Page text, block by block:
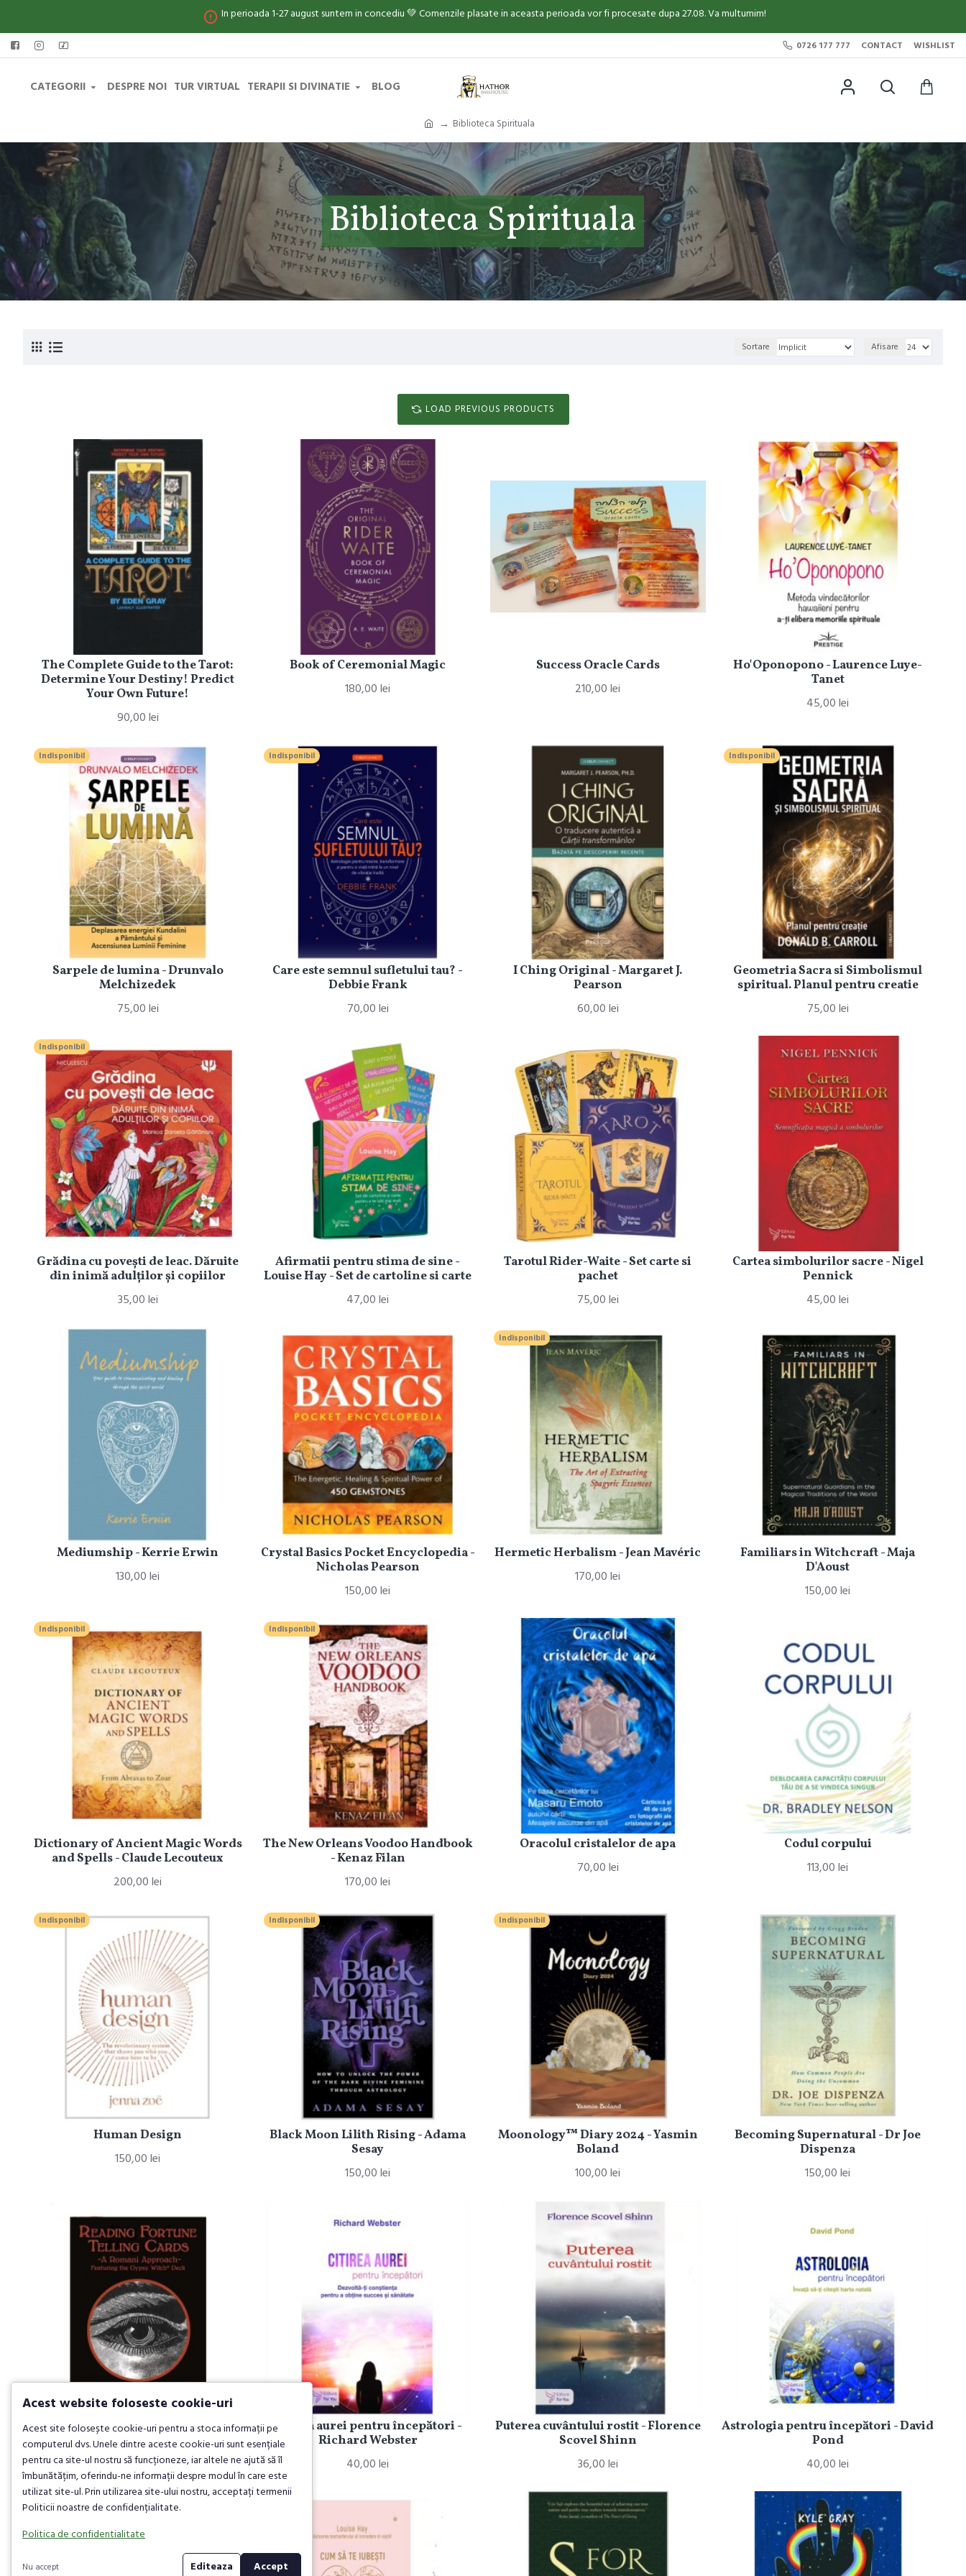
In perioada 1-27 august suntem in concediu 💚 Comenzile plasate in aceasta perioada vor fi procesate dupa 27.08. Va multumim!
0726 177 777 CONTACT WISHLIST
CATEGORII DESPRE NOI TUR VIRTUAL TERAPII SI DIVINATIE BLOG
Biblioteca Spirituala
Biblioteca Spirituala
Sortare Afisare
LOAD PREVIOUS PRODUCTS
The Complete Guide to the Tarot:
Determine Your Destiny! Predict
Your Own Future!
90,00 lei
Book of Ceremonial Magic
180,00 lei
Success Oracle Cards
210,00 lei
Ho'Oponopono - Laurence Luye-
Tanet
45,00 lei
Indisponibil
Sarpele de lumina - Drunvalo
Melchizedek
75,00 lei
Indisponibil
Care este semnul sufletului tau? -
Debbie Frank
70,00 lei
I Ching Original - Margaret J.
Pearson
60,00 lei
Indisponibil
Geometria Sacra si Simbolismul
spiritual. Planul pentru creatie
75,00 lei
Indisponibil
Grădina cu povești de leac. Dăruite
din inimă adulților și copiilor
35,00 lei
Afirmatii pentru stima de sine -
Louise Hay - Set de cartoline si carte
47,00 lei
Tarotul Rider-Waite - Set carte si
pachet
75,00 lei
Cartea simbolurilor sacre - Nigel
Pennick
45,00 lei
Mediumship - Kerrie Erwin
130,00 lei
Crystal Basics Pocket Encyclopedia -
Nicholas Pearson
150,00 lei
Indisponibil
Hermetic Herbalism - Jean Mavéric
170,00 lei
Familiars in Witchcraft - Maja
D'Aoust
150,00 lei
Indisponibil
Dictionary of Ancient Magic Words
and Spells - Claude Lecouteux
200,00 lei
Indisponibil
The New Orleans Voodoo Handbook
- Kenaz Filan
170,00 lei
Oracolul cristalelor de apa
70,00 lei
Codul corpului
113,00 lei
Indisponibil
Human Design
150,00 lei
Indisponibil
Black Moon Lilith Rising - Adama
Sesay
150,00 lei
Indisponibil
Moonology™ Diary 2024 - Yasmin
Boland
100,00 lei
Becoming Supernatural - Dr Joe
Dispenza
150,00 lei
Reading Fortune Telling Cards
(Book): A Romani Approach
90,00 lei
Citirea aurei pentru începători -
Richard Webster
40,00 lei
Puterea cuvântului rostit - Florence
Scovel Shinn
36,00 lei
Astrologia pentru începători - David
Pond
40,00 lei
Acest website foloseste cookie-uri
Acest site folosește cookie-uri pentru a stoca informații pe
computerul dvs. Unele dintre aceste cookie-uri sunt esențiale
pentru ca site-ul nostru să funcționeze, iar altele ne ajută să îl
îmbunătățim, oferindu-ne informații despre modul în care este
utilizat site-ul. Prin utilizarea site-ului nostru, acceptați termenii
Politicii noastre de confidențialitate.
Politica de confidentialitate
Nu accept Editeaza Accept